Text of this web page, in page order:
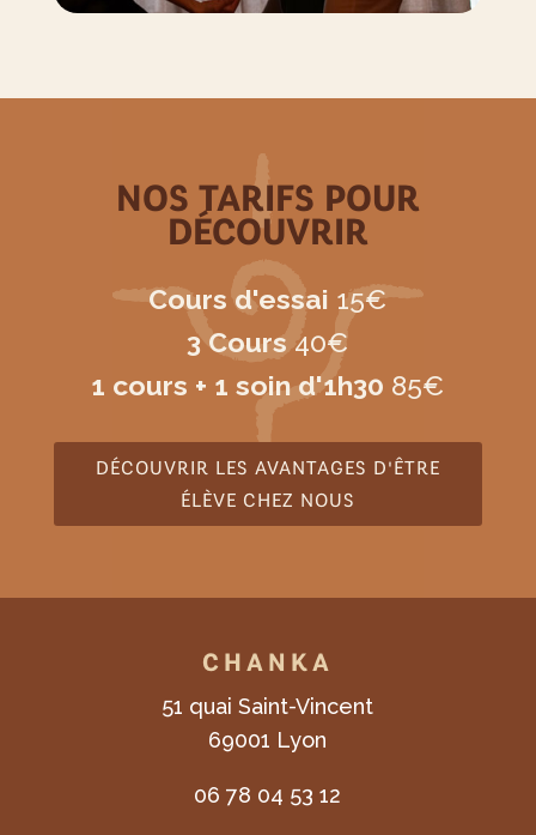
NOS TARIFS POUR
DÉCOUVRIR
Cours d'essai 15€
3 Cours40€
1 cours + 1 soin d'1h30 85€
DÉCOUVRIR LES AVANTAGES D'ÊTRE
ÉLÈVE CHEZ NOUS
CHANKA
51 quai Saint-Vincent
69001 Lyon
06 78 04 53 12